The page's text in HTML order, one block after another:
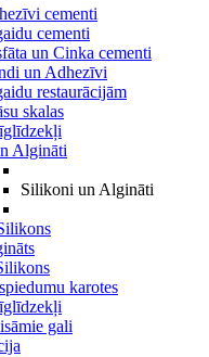
cementi
cementi
un Cinka cementi
un Adhezīvi
restaurācijām
skalas
Algināti
Silikoni un Algināti
karotes
gali